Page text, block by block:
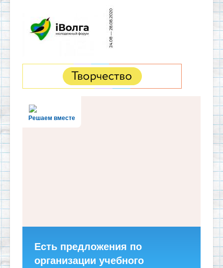
Решаем вместе
Есть предложения по
организации учебного